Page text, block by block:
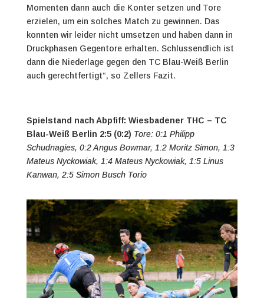
Momenten dann auch die Konter setzen und Tore
erzielen, um ein solches Match zu gewinnen. Das
konnten wir leider nicht umsetzen und haben dann in
Druckphasen Gegentore erhalten. Schlussendlich ist
dann die Niederlage gegen den TC Blau-Weiß Berlin
auch gerechtfertigt“, so Zellers Fazit.
Spielstand nach Abpfiff: Wiesbadener THC – TC
Blau-Weiß Berlin 2:5 (0:2) Tore: 0:1 Philipp
Schudnagies, 0:2 Angus Bowmar, 1:2 Moritz Simon, 1:3
Mateus Nyckowiak, 1:4 Mateus Nyckowiak, 1:5 Linus
Kanwan, 2:5 Simon Busch Torio